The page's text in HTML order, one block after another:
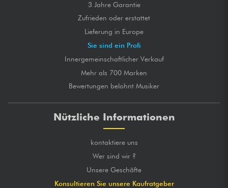
3 Jahre Garantie
Zufrieden oder erstattet
Lieferung in Europe
Sie sind ein Profi
Innergemeinschaftlicher Verkauf
Mehr als 700 Marken
Bewertungen belohnt Musiker
Nützliche Informationen
kontaktiere uns
Wer sind wir ?
Unsere Geschäfte
Konsultieren Sie unsere Kaufratgeber